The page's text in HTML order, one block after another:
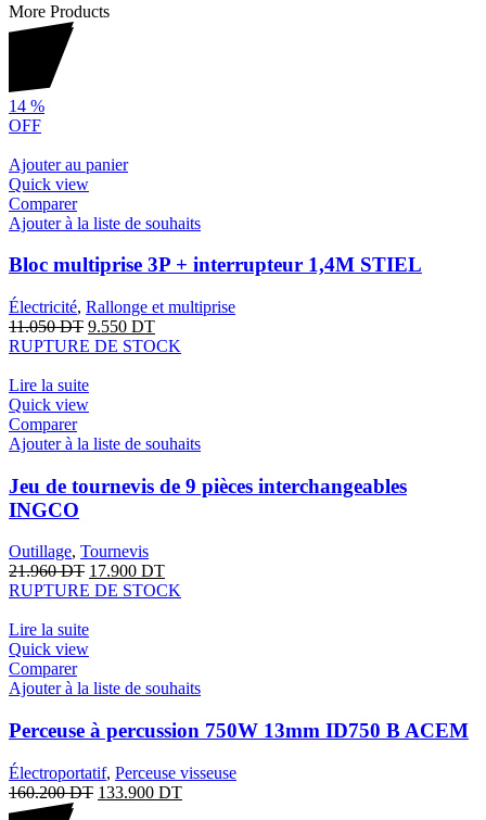
More Products
14 %
OFF
Ajouter au panier
Quick view
Comparer
Ajouter à la liste de souhaits
Bloc multiprise 3P + interrupteur 1,4M STIEL
Électricité, Rallonge et multiprise
11.050DT 9.550 DT
RUPTURE DE STOCK
Lire la suite
Quick view
Comparer
Ajouter à la liste de souhaits
Jeu de tournevis de 9 pièces interchangeables
INGCO
Outillage, Tournevis
21.960DT 17.900 DT
RUPTURE DE STOCK
Lire la suite
Quick view
Comparer
Ajouter à la liste de souhaits
Perceuse à percussion 750W 13mm ID750 B ACEM
Électroportatif, Perceuse visseuse
160.200DT 133.900 DT